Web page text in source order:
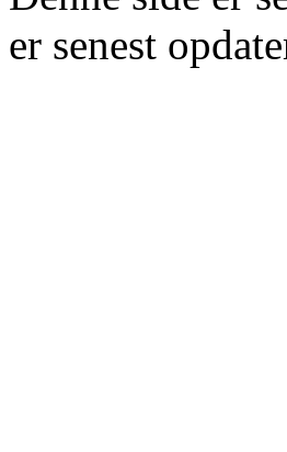
er senest